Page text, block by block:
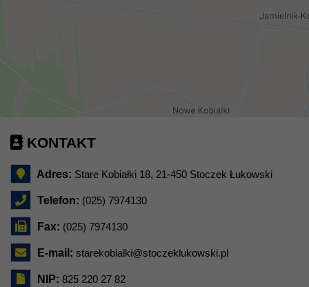
KONTAKT
Adres: Stare Kobiałki 18, 21-450 Stoczek Łukowski
Telefon: (025) 7974130
Fax: (025) 7974130
E-mail: starekobialki@stoczeklukowski.pl
NIP: 825 220 27 82